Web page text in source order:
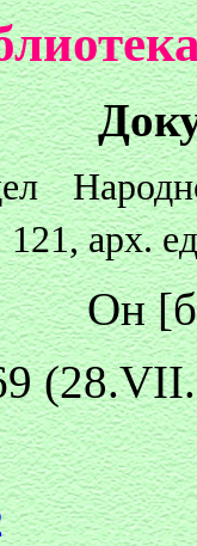
арх.
Он